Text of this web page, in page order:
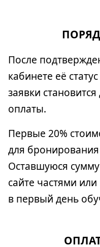
После
кабинете её
заявки
оплаты.
Первые 20%
для бронирования
Оставшуюся
сайте частями
в первый день